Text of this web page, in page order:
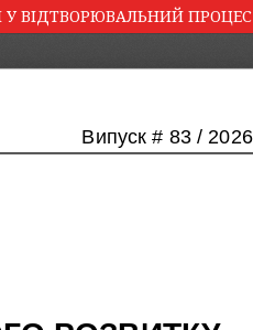
У ВІДТВОРЮВАЛЬНИЙ ПРОЦЕС